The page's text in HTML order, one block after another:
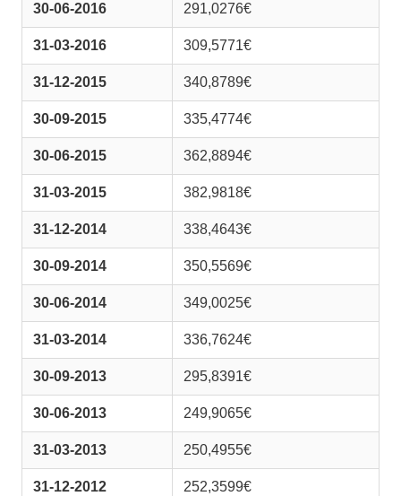
30-06-2016 291,0276€
31-03-2016 309,5771€
31-12-2015 340,8789€
30-09-2015 335,4774€
30-06-2015 362,8894€
31-03-2015 382,9818€
31-12-2014 338,4643€
30-09-2014 350,5569€
30-06-2014 349,0025€
31-03-2014 336,7624€
30-09-2013 295,8391€
30-06-2013 249,9065€
31-03-2013 250,4955€
31-12-2012 252,3599€